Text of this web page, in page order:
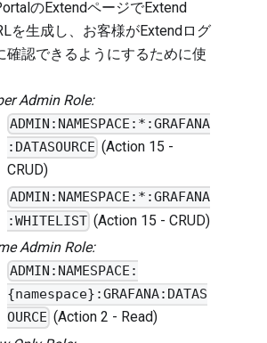
のExtendページでExtend
を生成し、お客様がExtendログ
確認できるようにするために使
Admin Role:
ADMIN:NAMESPACE:*:GRAFANA
:DATASOURCE (Action 15 -
CRUD)
ADMIN:NAMESPACE:*:GRAFANA
:WHITELIST (Action 15 - CRUD)
Admin Role:
ADMIN:NAMESPACE:
{namespace}:GRAFANA:DATAS
OURCE (Action 2 - Read)